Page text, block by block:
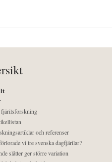
och referenser
vi tre svenska dagfjärilar?
slåtter ger större variation